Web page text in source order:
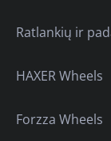
Ratlankių ir
HAXER Wheels
Forzza Wheels